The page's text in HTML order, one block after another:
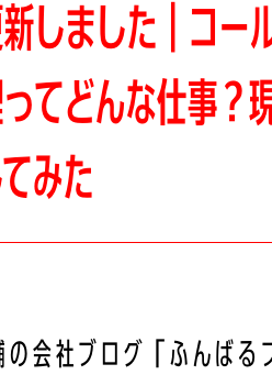
しました｜コー
てどんな仕事？
みた
の会社ブログ「ふんばる